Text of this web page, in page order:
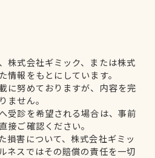
株式会社ギミック、または株式
情報をもとにしています。
に努めておりますが、内容を完
ません。
受診を希望される場合は、事前
接ご確認ください。
損害について、株式会社ギミッ
ネスではその賠償の責任を一切